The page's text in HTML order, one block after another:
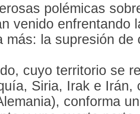
polémicas
venido enfrentando
más: la supresión
cuyo territorio se
Siria, Irak e Irán,
conforma